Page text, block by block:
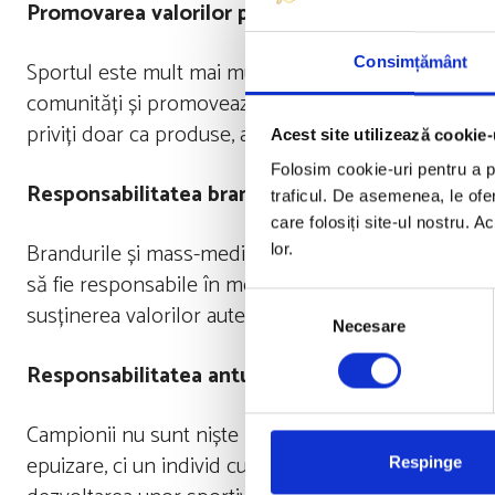
Consimțământ
Acest site utilizează
Folosim cookie-uri pentru a
traficul. De asemenea, le
care folosiți site-ul nostru.
lor.
consimțământului
Necesare
Respinge
Promovarea valorilor pozitive ale sportului
Sportul este mult mai mult decât promovarea de
comunități și promovează valori precum fair-play,
priviți doar ca produse, aceste valori autentice ale
Responsabilitatea brandurilor și mass-mediei
Brandurile și mass-media au un rol important în
să fie responsabile în modul în care îi prezintă pe
susținerea valorilor autentice ale sportului.
Responsabilitatea anturajului sportivilor
Campionii nu sunt niște produse care trebuie
epuizare, ci un individ cu propriile nevoi și